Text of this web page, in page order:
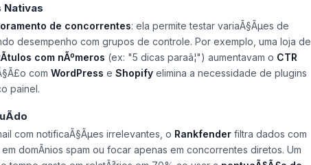
Nativas
de concorrentes: ela permite testar variaÃ§Ãµes de
desempenho com grupos de controle. Por exemplo, uma loja de
com nÃºmeros (ex: "5 dicas paraâ¦") aumentavam o CTR
com WordPress e Shopify elimina a necessidade de plugins
painel.
com notificaÃ§Ãµes irrelevantes, o Rankfender filtra dados com
em domÃ­nios spam ou focar apenas em concorrentes diretos. Um